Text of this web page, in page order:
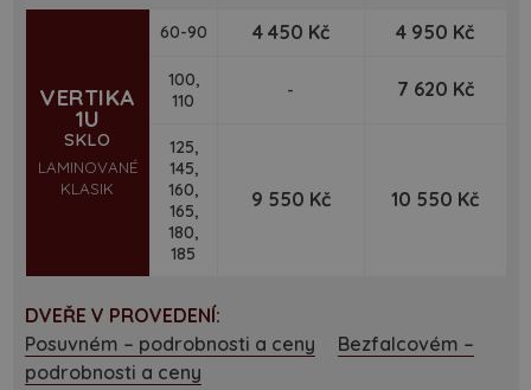
VERTIKA
1U
SKLO
LAMINOVANÉ
KLASIK
60-90 4 450 Kč 4 950 Kč
100,
110
- 7 620 Kč
125,
145,
160,
165,
180,
185
9 550 Kč 10 550 Kč
DVEŘE V PROVEDENÍ:
Posuvném – podrobnosti a ceny
Bezfalcovém –
podrobnosti a ceny